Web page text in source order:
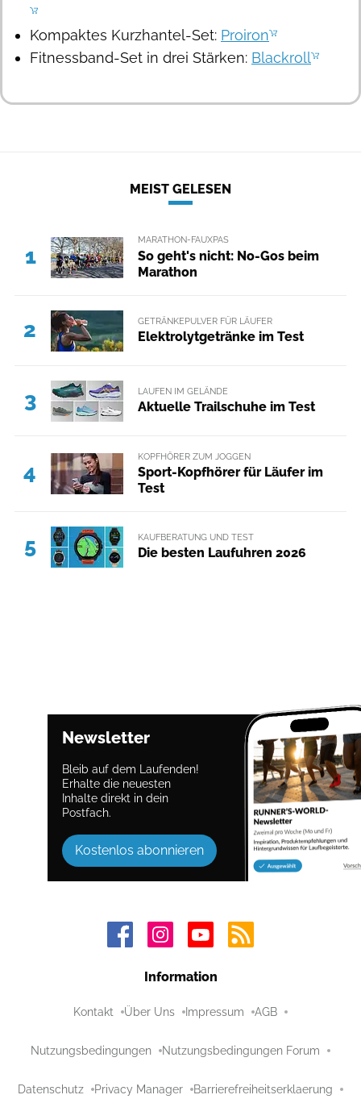
Kompaktes Kurzhantel-Set: Proiron
Fitnessband-Set in drei Stärken: Blackroll
MEIST GELESEN
1
MARATHON-FAUXPAS
So geht's nicht: No-Gos beim
Marathon
2 GETRÄNKEPULVER FÜR LÄUFER
Elektrolytgetränke im Test
3 LAUFEN IM GELÄNDE
Aktuelle Trailschuhe im Test
4
KOPFHÖRER ZUM JOGGEN
Sport-Kopfhörer für Läufer im
Test
5 KAUFBERATUNG UND TEST
Die besten Laufuhren 2026
Newsletter
Bleib auf dem Laufenden!
Erhalte die neuesten
Inhalte direkt in dein
Postfach.
Kostenlos abonnieren
Information
Kontakt Über Uns Impressum AGB
Nutzungsbedingungen Nutzungsbedingungen Forum
Datenschutz Privacy Manager Barrierefreiheitserklaerung